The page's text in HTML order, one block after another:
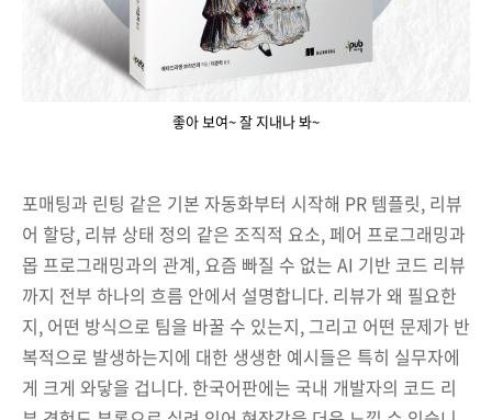
좋아 보여~ 잘 지내나 봐~
포매팅과 린팅 같은 기본 자동화부터 시작해 PR 템플릿, 리뷰
어 할당, 리뷰 상태 정의 같은 조직적 요소, 페어 프로그래밍과
몹 프로그래밍과의 관계, 요즘 빠질 수 없는 AI 기반 코드 리뷰
까지 전부 하나의 흐름 안에서 설명합니다. 리뷰가 왜 필요한
지, 어떤 방식으로 팀을 바꿀 수 있는지, 그리고 어떤 문제가 반
복적으로 발생하는지에 대한 생생한 예시들은 특히 실무자에
게 크게 와닿을 겁니다. 한국어판에는 국내 개발자의 코드 리